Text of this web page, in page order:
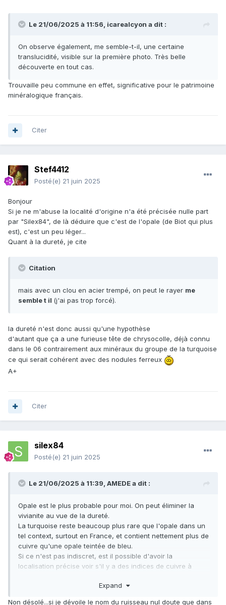
Le 21/06/2025 à 11:56, icarealcyon a dit :
On observe également, me semble-t-il, une certaine
translucidité, visible sur la première photo. Très belle
découverte en tout cas.
Trouvaille peu commune en effet, significative pour le patrimoine
minéralogique français.
Citer
Stef4412
Posté(e) 21 juin 2025
Bonjour
Si je ne m'abuse la localité d'origine n'a été précisée nulle part
par "Silex84", de là déduire que c'est de l'opale (de Biot qui plus
est), c'est un peu léger...
Quant à la dureté, je cite
Citation
mais avec un clou en acier trempé, on peut le rayer me
semble t il (j'ai pas trop forcé).
la dureté n'est donc aussi qu'une hypothèse
d'autant que ça a une furieuse tête de chrysocolle, déjà connu
dans le 06 contrairement aux minéraux du groupe de la turquoise
ce qui serait cohérent avec des nodules ferreux
A+
Citer
silex84
Posté(e) 21 juin 2025
Le 21/06/2025 à 11:39, AMEDEa dit :
Opale est le plus probable pour moi. On peut éliminer la
vivianite au vue de la dureté.
La turquoise reste beaucoup plus rare que l'opale dans un
tel context, surtout en France, et contient nettement plus de
cuivre qu'une opale teintée de bleu.
Si ce n'est pas indiscret, est il possible d'avoir la
localisation précise voir s'il y a des indices de cuivre à
Expand
Non désolé...si je dévoile le nom du ruisseau nul doute que dans